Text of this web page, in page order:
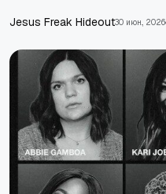
Jesus Freak Hideout30 июн., 2026